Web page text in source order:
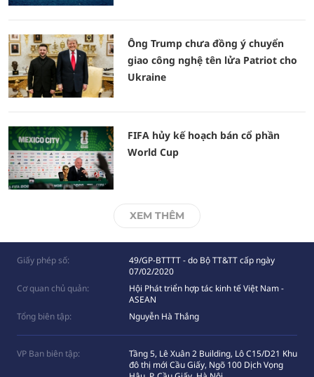
Ông Trump chưa đồng ý chuyển
giao công nghệ tên lửa Patriot cho
Ukraine
FIFA hủy kế hoạch bán cổ phần
World Cup
XEM THÊM
Giấy phép số:
49/GP-BTTTT - do Bộ TT&TT cấp ngày
07/02/2020
Cơ quan chủ quản:
Hội Phát triển hợp tác kinh tế Việt Nam -
ASEAN
Tổng biên tập:
Nguyễn Hà Thắng
VP Ban biên tập:
Tầng 5, Lê Xuân 2 Building, Lô C15/D21 Khu
đô thị mới Cầu Giấy, Ngõ 100 Dịch Vọng